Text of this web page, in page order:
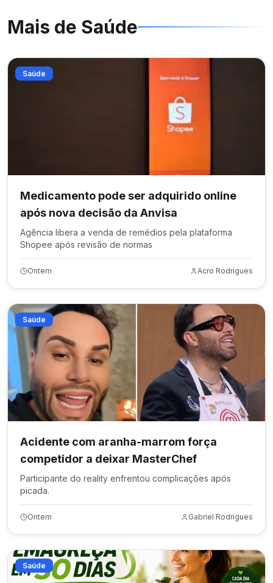
Mais de Saúde
Saúde
Medicamento pode ser adquirido online
após nova decisão da Anvisa
Agência libera a venda de remédios pela plataforma
Shopee após revisão de normas
Ontem Acro Rodrigues
Saúde
Acidente com aranha-marrom força
competidor a deixar MasterChef
Participante do reality enfrentou complicações após
picada.
Ontem Gabriel Rodrigues
Saúde